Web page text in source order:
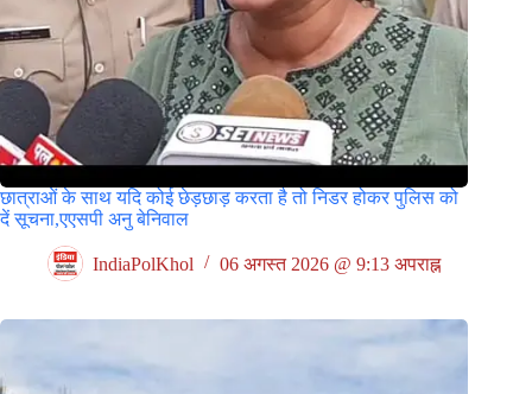
छात्राओं के साथ यदि कोई छेड़छाड़ करता है तो निडर होकर पुलिस को
दें सूचना,एएसपी अनु बेनिवाल
IndiaPolKhol 06 अगस्त 2026 @ 9:13 अपराह्न